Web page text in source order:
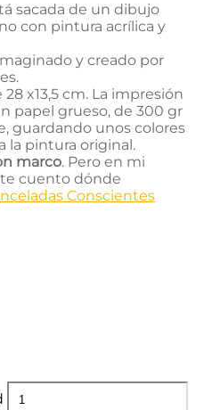
sacada de un dibujo
con pintura acrílica y
y creado por
x13,5 cm. La impresión
papel grueso, de 300 gr
guardando unos colores
la pintura original.
marco. Pero en mi
cuento dónde
Conscientes